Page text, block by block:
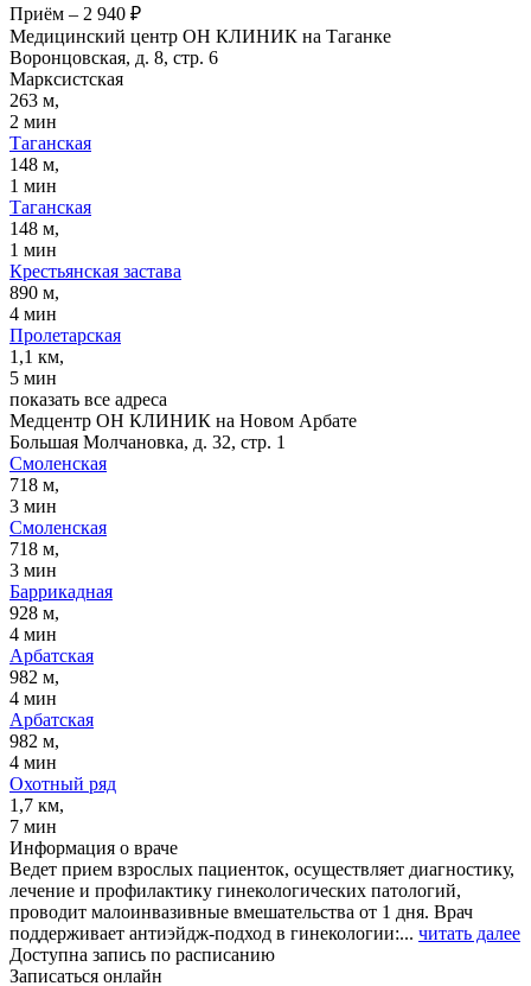
Приём – 2 940 ₽
Медицинский центр ОН КЛИНИК на Таганке
Воронцовская, д. 8, стр. 6
Марксистская
263 м,
2 мин
Таганская
148 м,
1 мин
Таганская
148 м,
1 мин
Крестьянская застава
890 м,
4 мин
Пролетарская
1,1 км,
5 мин
показать все адреса
Медцентр ОН КЛИНИК на Новом Арбате
Большая Молчановка, д. 32, стр. 1
Смоленская
718 м,
3 мин
Смоленская
718 м,
3 мин
Баррикадная
928 м,
4 мин
Арбатская
982 м,
4 мин
Арбатская
982 м,
4 мин
Охотный ряд
1,7 км,
7 мин
Информация о враче
Ведет прием взрослых пациенток, осуществляет диагностику,
лечение и профилактику гинекологических патологий,
проводит малоинвазивные вмешательства от 1 дня. Врач
поддерживает антиэйдж-подход в гинекологии:... читать далее
Доступна запись по расписанию
Записаться онлайн